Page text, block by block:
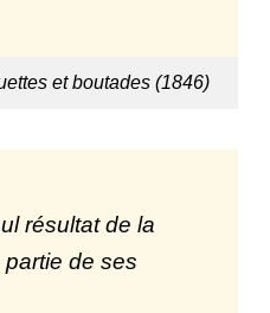
et boutades (1846)
résultat de la
de ses